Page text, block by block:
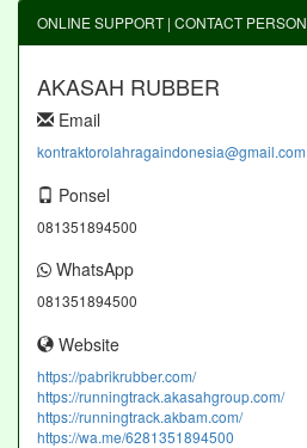
ONLINE SUPPORT | CONTACT PERSON
AKASAH RUBBER
Email
kontraktorolahragaindonesia@gmail.com
Ponsel
081351894500
WhatsApp
081351894500
Website
https://pabrikrubber.com/
https://runningtrack.akasahgroup.com/
https://runningtrack.akbam.com/
https://wa.me/6281351894500